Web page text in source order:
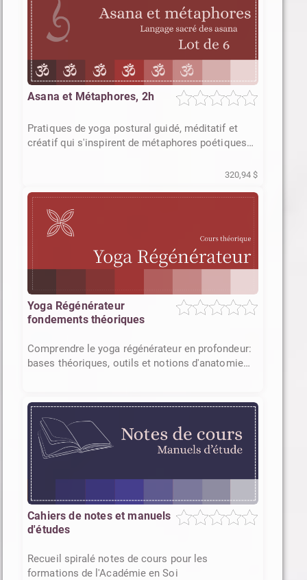
Asana et Métaphores, 2h
Pratiques de yoga postural guidé, méditatif et
créatif qui s'inspirent de métaphores poétiques
320,94 $
Yoga Régénérateur
fondements théoriques
Comprendre le yoga régénérateur en profondeur:
bases théoriques, outils et notions d'anatomie
Cahiers de notes et manuels
d'études
Recueil spiralé notes de cours pour les
formations de l'Académie en Soi